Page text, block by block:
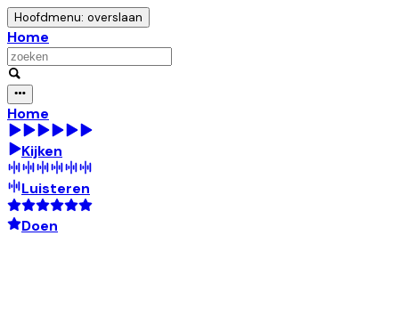
Hoofdmenu: overslaan
Home
Home
Kijken
Luisteren
Doen